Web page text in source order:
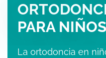
PARA NIÑOS
La ortodoncia en